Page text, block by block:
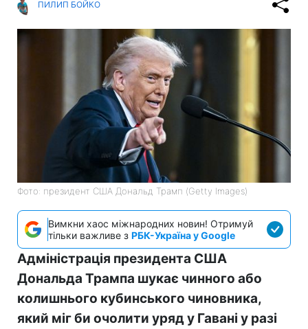
ПИЛИП БОЙКО
Фото: президент США Дональд Трамп (Getty Images)
Вимкни хаос міжнародних новин! Отримуй
тільки важливе з РБК-Україна у Google
Адміністрація президента США
Дональда Трампа шукає чинного або
колишнього кубинського чиновника,
який міг би очолити уряд у Гавані у разі